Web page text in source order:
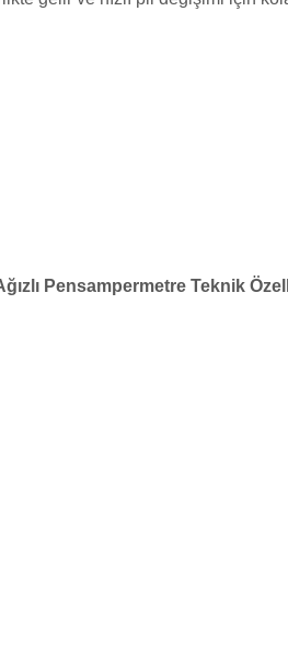
Pensampermetre Teknik